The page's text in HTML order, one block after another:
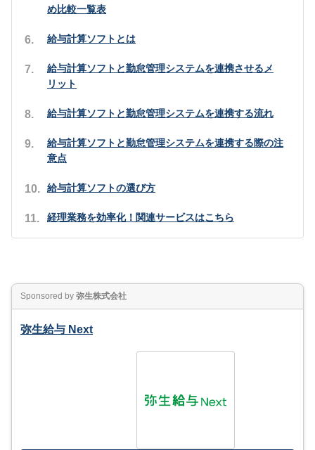
め比較一覧表
給与計算ソフトとは
給与計算ソフトと勤怠管理システムを連携させるメ
リット
給与計算ソフトと勤怠管理システムを連携する流れ
給与計算ソフトと勤怠管理システムを連携する際の注
意点
給与計算ソフトの選び方
経理業務を効率化！関連サービスはこちら
Sponsored by 弥生株式会社
弥生給与 Next